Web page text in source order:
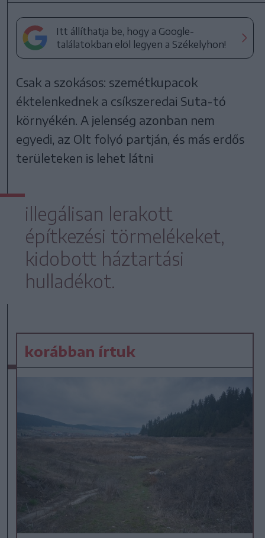
Itt állíthatja be, hogy a Google-
találatokban elöl legyen a Székelyhon!
Csak a szokásos: szemétkupacok
éktelenkednek a csíkszeredai Suta-tó
környékén. A jelenség azonban nem
egyedi, az Olt folyó partján, és más erdős
területeken is lehet látni
illegálisan lerakott
építkezési törmelékeket,
kidobott háztartási
hulladékot.
korábban írtuk